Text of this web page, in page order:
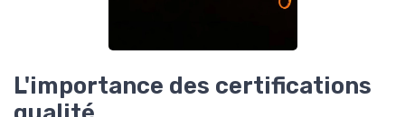
L'importance des certifications